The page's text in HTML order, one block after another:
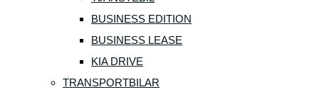
BUSINESS EDITION
BUSINESS LEASE
KIA DRIVE
TRANSPORTBILAR